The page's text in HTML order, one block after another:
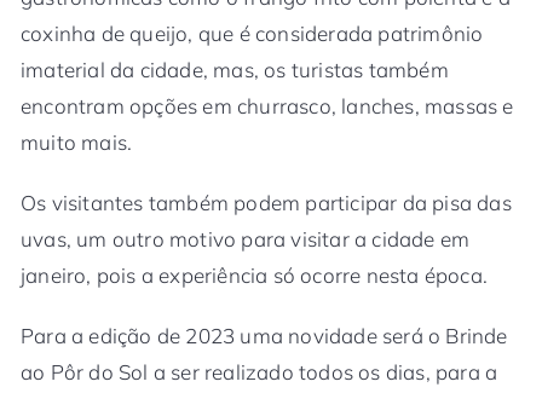
coxinha de queijo, que é considerada patrimônio
imaterial da cidade, mas, os turistas também
encontram opções em churrasco, lanches, massas e
muito mais.
Os visitantes também podem participar da pisa das
uvas, um outro motivo para visitar a cidade em
janeiro, pois a experiência só ocorre nesta época.
Para a edição de 2023 uma novidade será o Brinde
ao Pôr do Sol a ser realizado todos os dias, para a